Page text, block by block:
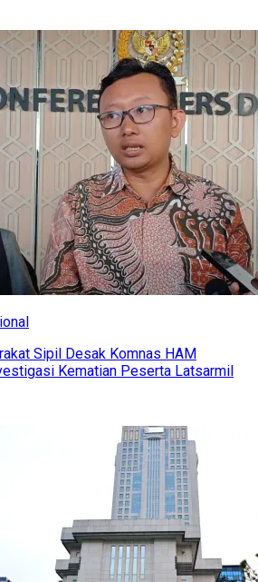
Sipil Desak Komnas HAM
Kematian Peserta Latsarmil